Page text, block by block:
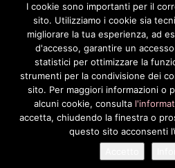
Da conoscere
Da preservare
Da vivere
Cookie Policy
Privacy Policy
© 2026
I cookie sono importanti per il
sito. Utilizziamo i cookie sia
migliorare la tua esperienza, ad
d'accesso, garantire un
statistici per ottimizzare la
strumenti per la condivisione dei
sito. Per maggiori informazioni o
alcuni cookie, consulta
accetta, chiudendo la finestra o
questo sito acconsenti